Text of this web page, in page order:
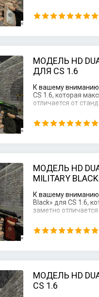
МОДЕЛЬ HD
ДЛЯ CS 1.6
К вашему вниманию
CS 1.6, которая
отличается от
МОДЕЛЬ HD
MILITARY
К вашему вниманию
Black» для CS 1.6,
заметно
МОДЕЛЬ HD
CS 1.6